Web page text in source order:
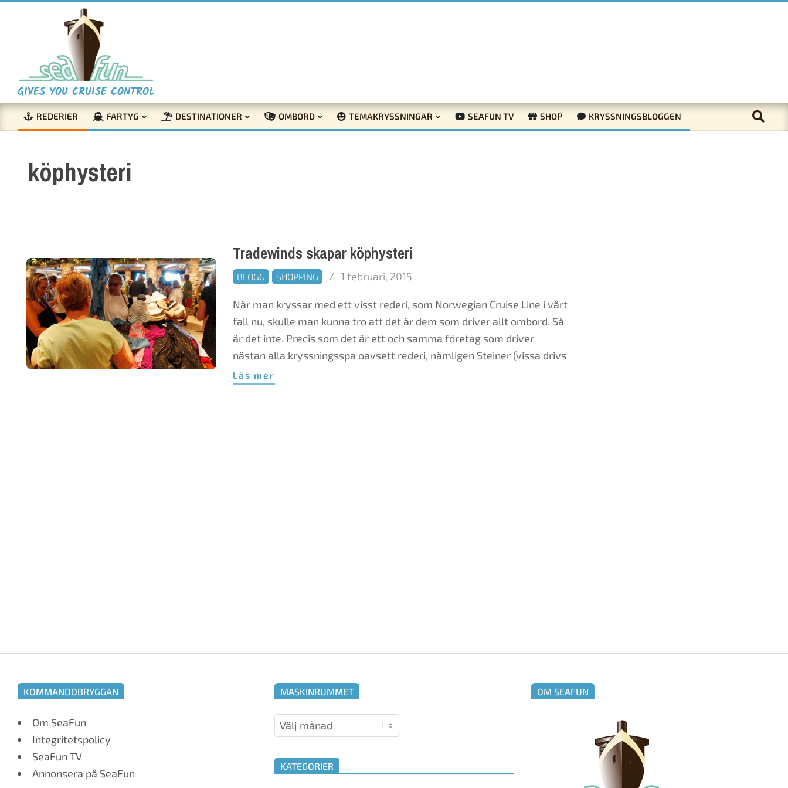
S
e
a
n
GIVES YOU CRUISE CONTROL
Primary
REDERIER FARTYG DESTINATIONER OMBORD TEMAKRYSSNINGAR SEAFUN TV SHOP KRYSSNINGSBLOGGEN
köphysteri
Tradewinds skapar köphysteri
2015-
01
BLOGG SHOPPING 1 februari, 2015
När man kryssar med ett visst rederi, som Norwegian Cruise Line i vårt
fall nu, skulle man kunna tro att det är dem som driver allt ombord. Så
är det inte. Precis som det är ett och samma företag som driver
nästan alla kryssningsspa oavsett rederi, nämligen Steiner (vissa drivs
Läs mer
KOMMANDOBRYGGAN
Om SeaFun
Integritetspolicy
SeaFun TV
Annonsera på SeaFun
MASKINRUMMET
Maskinrummet
KATEGORIER
OM SEAFUN